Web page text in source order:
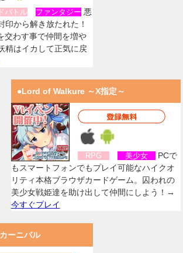
バトル ファンタジー 悪
印から解き放たれた！
交わす事で仲間を増や
精はイカして正気に戻
●Lord of Walkure ～X指定～
RPG 美少女
PCで
もスマートフォンでもプレイ可能なハイクオ
リティ本格ブラウザカードゲーム。囚われの
美少女戦姫達を助け出して仲間にしよう！→
今すぐプレイ
ーニバル